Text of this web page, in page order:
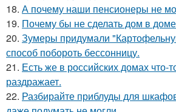
18. А почему наши пенсионеры не
19. Почему бы не сделать дом в
20. Зумеры придумали
способ побороть бессонницу.
21. Есть же в российских домах что-
раздражает.
22. Разбирайте приблуды для